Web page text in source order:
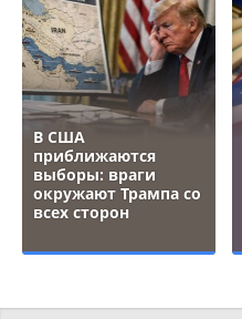
В США
приближаются
выборы: враги
окружают Трампа со
всех сторон